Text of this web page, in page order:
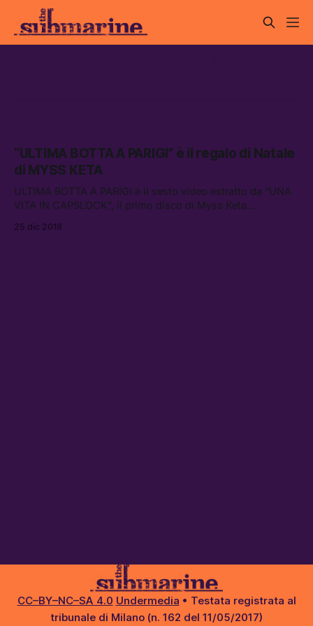
“ULTIMA BOTTA A PARIGI” è il regalo di Natale
di MYSS KETA
ULTIMA BOTTA A PARIGI è il sesto video estratto da “UNA
VITA IN CAPSLOCK”, il primo disco di Myss Keta
Universal Music Italia.
25 dic 2018
CC–BY–NC–SA 4.0 Undermedia • Testata registrata al
tribunale di Milano (n. 162 del 11/05/2017)